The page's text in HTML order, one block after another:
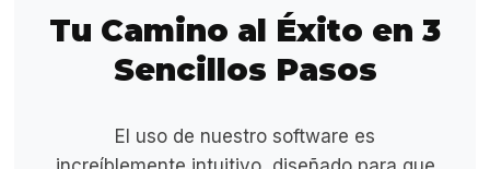
Tu Camino al Éxito en 3
Sencillos Pasos
El uso de nuestro software es